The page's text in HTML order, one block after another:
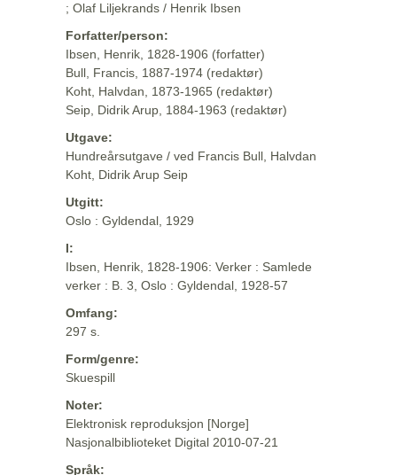
; Olaf Liljekrands / Henrik Ibsen
Forfatter/person:
Ibsen, Henrik, 1828-1906 (forfatter)
Bull, Francis, 1887-1974 (redaktør)
Koht, Halvdan, 1873-1965 (redaktør)
Seip, Didrik Arup, 1884-1963 (redaktør)
Utgave:
Hundreårsutgave / ved Francis Bull, Halvdan
Koht, Didrik Arup Seip
Utgitt:
Oslo : Gyldendal, 1929
I:
Ibsen, Henrik, 1828-1906: Verker : Samlede
verker : B. 3, Oslo : Gyldendal, 1928-57
Omfang:
297 s.
Form/genre:
Skuespill
Noter:
Elektronisk reproduksjon [Norge]
Nasjonalbiblioteket Digital 2010-07-21
Språk: